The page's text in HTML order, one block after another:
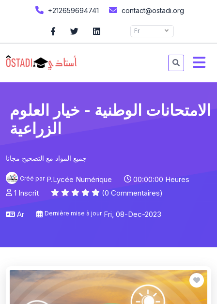
+212659694741 contact@ostadi.org
Fr
الامتحانات الوطنية - خيار العلوم
الزراعية
جميع المواد مع التصحيح مجانا
Créé par P.Lycée Numérique
00:00:00 Heures
1 Inscrit
(0 Commentaires)
Ar Dernière mise à jour Fri, 08-Dec-2023